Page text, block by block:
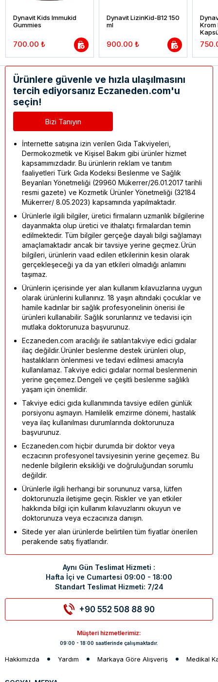
Dynavit Kids Immukid
Gummies
700.00 ₺
Dynavit LizinKid-B12 150
ml
900.00 ₺
Krom
Ürünlere güvenle ve hızla ulaşılmasını
tercih ediyorsanız Eczaneden.com'u
seçin!
Bizi Tanıyın
İnternette satışına izin verilen Gıda Takviyeleri,
Dermokozmetik ve Kişisel Bakım gibi ürünler hizmet
kapsamımızdadır. Bu ürünlerin reklam ve tanıtım
faaliyetleri Türk Gıda Kodeksi Beslenme ve Sağlık
Beyanları Yönetmeliği (29960 Mükerrer/26.01.2017 tarihli
resmi gazete) ve Kozmetik Ürünler Yönetmeliği (32184
Mükerrer/ 8.05.2023) kapsamında yapılmaktadır.
Ürünlerle ilgili bilgiler, üretici firmaların uzmanlık bilgilerine
dayanmakta olup üretici ve ithalatçı firmalardan temin
edilmektedir. Tüm bilgiler gerçeğe dayalı bilgi sağlamayı
amaçlamaktadır ancak bir tavsiye yerine geçmez. Ürün
bilgileri, ürünlerin vaad edilen etkilerinin kesin olarak
gerçekleşeceği ya da yan etkileri olmadığı anlamını
taşımaz.
Ürünlerin içerisinde yer alan kullanım kılavuzlarına uygun
olarak ürünlerini kullanınız. 18 yaşın altındaki çocuklar ve
hamile kadınlar bir sağlık profesyonelinin önerisi ile
ürünleri kullanabilir. Sağlık sorunlarınız ve tedavisi için
mutlaka doktorunuza başvurunuz.
Eczaneden.com aracılığı ile satılan takviye edici gıdalar
ilaç değildir. Ürünler beslenme destek ürünleri olup,
hastalıkların önlenmesi ve tedavi edilmesi amacıyla
kullanılamaz. Takviye edici gıdalar normal beslenmenin
yerine geçemez. Dengeli ve çeşitli beslenme sağlıklı
yaşam için önemlidir.
Takviye edici gıda kullanımında tavsiye edilen günlük
porsiyonu aşmayın. Hamilelik emzirme dönemi, hastalık
veya ilaç kullanılması durumlarında doktorunuza
başvurunuz.
Eczaneden.com hiçbir durumda bir doktor veya
eczacının profesyonel tavsiyesinin yerine geçemez. Bu
nedenle bilgilerin eksikliği ve doğruluğundan sorumlu
değildir.
Ürünlerle ilgili herhangi bir sorununuz varsa, lütfen
doktorunuzla iletişime geçin. Riskler ve yan etkiler
hakkında bilgi için kullanım kılavuzlarını okuyun ve
doktorunuza veya eczacınıza danışın.
Sitede yer alan ürünlerde belirtilen tüm fiyatlar önerilen
perakende satış fiyatlarıdır.
Aynı Gün Teslimat Hizmeti :
Hafta İçi ve Cumartesi 09:00 - 18:00
Standart Teslimat Hizmeti: 7/24
+90 552 508 88 90
Müşteri hizmetlerimiz:
09:00 - 18:00 saatlerinde çalışmaktadır.
Hakkımızda Yardım Markaya Göre Alışveriş Medikal